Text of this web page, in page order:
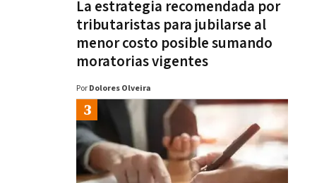
La estrategia recomendada por
tributaristas para jubilarse al
menor costo posible sumando
moratorias vigentes
Por Dolores Olveira